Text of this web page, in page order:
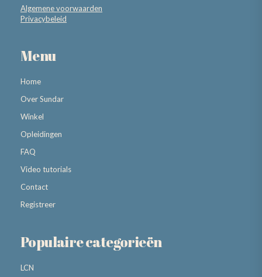
Algemene voorwaarden
Privacybeleid
Menu
Home
Over Sundar
Winkel
Opleidingen
FAQ
Video tutorials
Contact
Registreer
Populaire categorieën
LCN